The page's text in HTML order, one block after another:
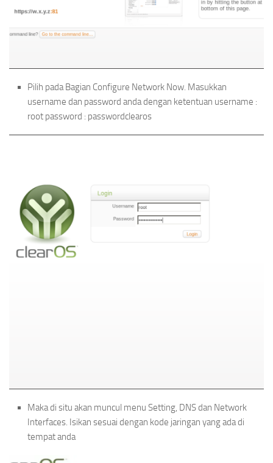
Pilih pada Bagian Configure Network Now. Masukkan
username dan password anda dengan ketentuan username :
root password : passwordclearos
Maka di situ akan muncul menu Setting, DNS dan Network
Interfaces. Isikan sesuai dengan kode jaringan yang ada di
tempat anda